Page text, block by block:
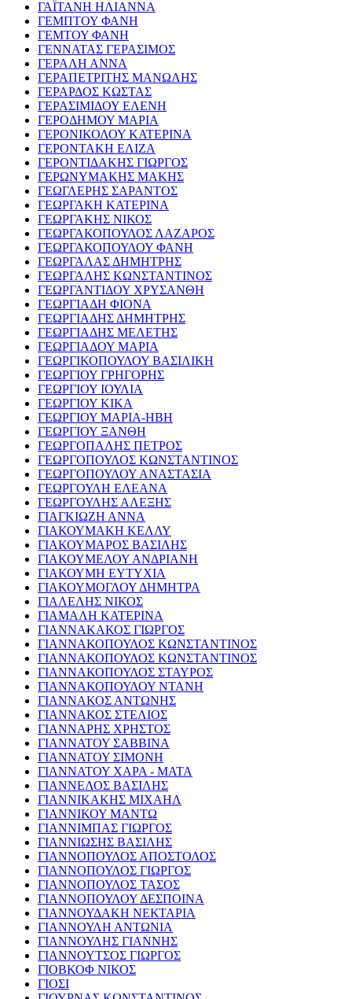
ΓΑΪΤΑΝΗ ΗΛΙΑΝΝΑ
ΓΕΜΠΤΟΥ ΦΑΝΗ
ΓΕΜΤΟΥ ΦΑΝΗ
ΓΕΝΝΑΤΑΣ ΓΕΡΑΣΙΜΟΣ
ΓΕΡΑΛΗ ΑΝΝΑ
ΓΕΡΑΠΕΤΡΙΤΗΣ ΜΑΝΩΛΗΣ
ΓΕΡΑΡΔΟΣ ΚΩΣΤΑΣ
ΓΕΡΑΣΙΜΙΔΟΥ ΕΛΕΝΗ
ΓΕΡΟΔΗΜΟΥ ΜΑΡΙΑ
ΓΕΡΟΝΙΚΟΛΟΥ ΚΑΤΕΡΙΝΑ
ΓΕΡΟΝΤΑΚΗ ΕΛΙΖΑ
ΓΕΡΟΝΤΙΔΑΚΗΣ ΓΙΩΡΓΟΣ
ΓΕΡΩΝΥΜΑΚΗΣ ΜΑΚΗΣ
ΓΕΩΓΛΕΡΗΣ ΣΑΡΑΝΤΟΣ
ΓΕΩΡΓΑΚΗ ΚΑΤΕΡΙΝΑ
ΓΕΩΡΓΑΚΗΣ ΝΙΚΟΣ
ΓΕΩΡΓΑΚΟΠΟΥΛΟΣ ΛΑΖΑΡΟΣ
ΓΕΩΡΓΑΚΟΠΟΥΛΟΥ ΦΑΝΗ
ΓΕΩΡΓΑΛΑΣ ΔΗΜΗΤΡΗΣ
ΓΕΩΡΓΑΛΗΣ ΚΩΝΣΤΑΝΤΙΝΟΣ
ΓΕΩΡΓΑΝΤΙΔΟΥ ΧΡΥΣΑΝΘΗ
ΓΕΩΡΓΙΑΔΗ ΦΙΟΝΑ
ΓΕΩΡΓΙΑΔΗΣ ΔΗΜΗΤΡΗΣ
ΓΕΩΡΓΙΑΔΗΣ ΜΕΛΕΤΗΣ
ΓΕΩΡΓΙΑΔΟΥ ΜΑΡΙΑ
ΓΕΩΡΓΙΚΟΠΟΥΛΟΥ ΒΑΣΙΛΙΚΗ
ΓΕΩΡΓΙΟΥ ΓΡΗΓΟΡΗΣ
ΓΕΩΡΓΙΟΥ ΙΟΥΛΙΑ
ΓΕΩΡΓΙΟΥ ΚΙΚΑ
ΓΕΩΡΓΙΟΥ ΜΑΡΙΑ-ΗΒΗ
ΓΕΩΡΓΙΟΥ ΞΑΝΘΗ
ΓΕΩΡΓΟΠΑΛΗΣ ΠΕΤΡΟΣ
ΓΕΩΡΓΟΠΟΥΛΟΣ ΚΩΝΣΤΑΝΤΙΝΟΣ
ΓΕΩΡΓΟΠΟΥΛΟΥ ΑΝΑΣΤΑΣΙΑ
ΓΕΩΡΓΟΥΛΗ ΕΛΕΑΝΑ
ΓΕΩΡΓΟΥΛΗΣ ΑΛΕΞΗΣ
ΓΙΑΓΚΙΩΖΗ ΑΝΝΑ
ΓΙΑΚΟΥΜΑΚΗ ΚΕΛΛΥ
ΓΙΑΚΟΥΜΑΡΟΣ ΒΑΣΙΛΗΣ
ΓΙΑΚΟΥΜΕΛΟΥ ΑΝΔΡΙΑΝΗ
ΓΙΑΚΟΥΜΗ ΕΥΤΥΧΙΑ
ΓΙΑΚΟΥΜΟΓΛΟΥ ΔΗΜΗΤΡΑ
ΓΙΑΛΕΛΗΣ ΝΙΚΟΣ
ΓΙΑΜΑΛΗ ΚΑΤΕΡΙΝΑ
ΓΙΑΝΝΑΚΑΚΟΣ ΓΙΩΡΓΟΣ
ΓΙΑΝΝΑΚΟΠΟΥΛΟΣ ΚΩΝΣΤΑΝΤΙΝΟΣ
ΓΙΑΝΝΑΚΟΠΟΥΛΟΣ ΚΩΝΣΤΑΝΤΙΝΟΣ
ΓΙΑΝΝΑΚΟΠΟΥΛΟΣ ΣΤΑΥΡΟΣ
ΓΙΑΝΝΑΚΟΠΟΥΛΟΥ ΝΤΑΝΗ
ΓΙΑΝΝΑΚΟΣ ΑΝΤΩΝΗΣ
ΓΙΑΝΝΑΚΟΣ ΣΤΕΛΙΟΣ
ΓΙΑΝΝΑΡΗΣ ΧΡΗΣΤΟΣ
ΓΙΑΝΝΑΤΟΥ ΣΑΒΒΙΝΑ
ΓΙΑΝΝΑΤΟΥ ΣΙΜΟΝΗ
ΓΙΑΝΝΑΤΟΥ ΧΑΡΑ - ΜΑΤΑ
ΓΙΑΝΝΕΛΟΣ ΒΑΣΙΛΗΣ
ΓΙΑΝΝΙΚΑΚΗΣ ΜΙΧΑΗΛ
ΓΙΑΝΝΙΚΟΥ ΜΑΝΤΩ
ΓΙΑΝΝΙΜΠΑΣ ΓΙΩΡΓΟΣ
ΓΙΑΝΝΙΩΣΗΣ ΒΑΣΙΛΗΣ
ΓΙΑΝΝΟΠΟΥΛΟΣ ΑΠΟΣΤΟΛΟΣ
ΓΙΑΝΝΟΠΟΥΛΟΣ ΓΙΩΡΓΟΣ
ΓΙΑΝΝΟΠΟΥΛΟΣ ΤΑΣΟΣ
ΓΙΑΝΝΟΠΟΥΛΟΥ ΔΕΣΠΟΙΝΑ
ΓΙΑΝΝΟΥΔΑΚΗ ΝΕΚΤΑΡΙΑ
ΓΙΑΝΝΟΥΛΗ ΑΝΤΩΝΙΑ
ΓΙΑΝΝΟΥΛΗΣ ΓΙΑΝΝΗΣ
ΓΙΑΝΝΟΥΤΣΟΣ ΓΙΩΡΓΟΣ
ΓΙΟΒΚΟΦ ΝΙΚΟΣ
ΓΙΟΣΙ